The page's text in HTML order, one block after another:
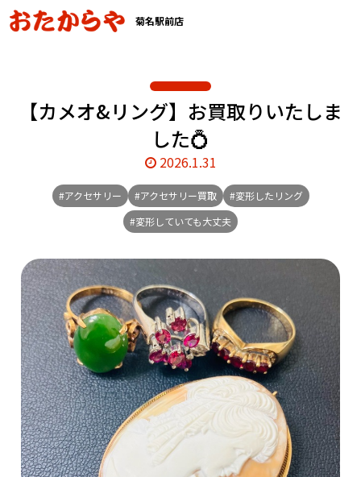
菊名駅前店
【カメオ&リング】お買取りいたしま
した💍
2026.1.31
#アクセサリー #アクセサリー買取
#変形したリング
#変形していても大丈夫